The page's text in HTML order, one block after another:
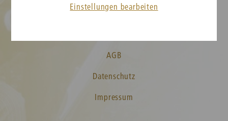
Presse
AGB
Datenschutz
Impressum
Einstellungen bearbeiten